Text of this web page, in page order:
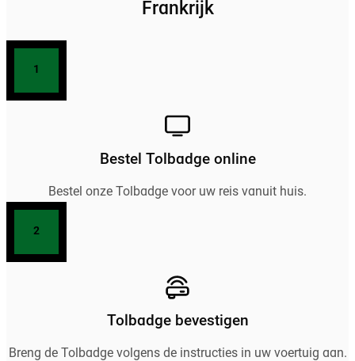
Frankrijk
1
Bestel Tolbadge online
Bestel onze Tolbadge voor uw reis vanuit huis.
2
Tolbadge bevestigen
Breng de Tolbadge volgens de instructies in uw voertuig aan.